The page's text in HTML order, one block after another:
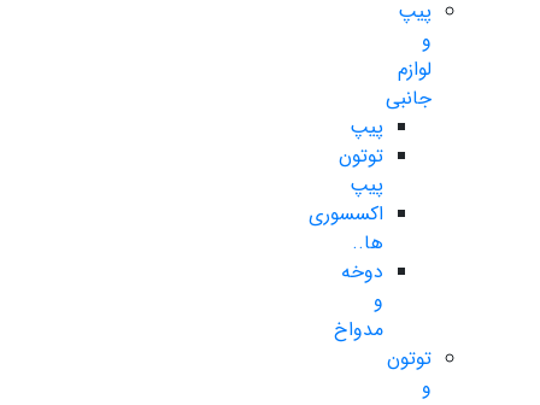
پیپ
و
لوازم
جانبی
پیپ
توتون
پیپ
اکسسوری
ها..
دوخه
و
مدواخ
توتون
و